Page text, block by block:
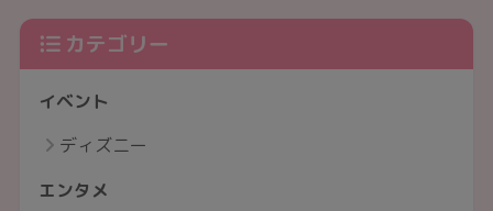
カテゴリー
イベント
ディズニー
エンタメ